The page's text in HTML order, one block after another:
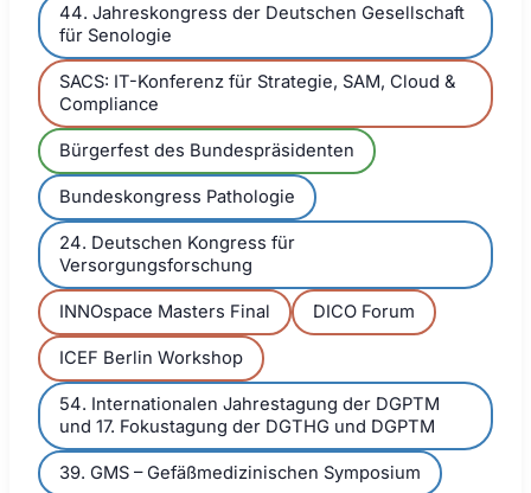
44. Jahreskongress der Deutschen Gesellschaft
für Senologie
SACS: IT-Konferenz für Strategie, SAM, Cloud &
Compliance
Bürgerfest des Bundespräsidenten
Bundeskongress Pathologie
24. Deutschen Kongress für
Versorgungsforschung
INNOspace Masters Final DICO Forum
ICEF Berlin Workshop
54. Internationalen Jahrestagung der DGPTM
und 17. Fokustagung der DGTHG und DGPTM
39. GMS – Gefäßmedizinischen Symposium